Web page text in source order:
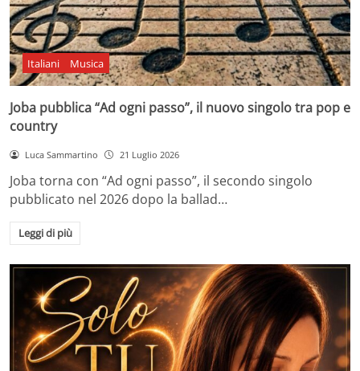
Italiani Musica
Joba pubblica “Ad ogni passo”, il nuovo singolo tra pop e
country
Luca Sammartino 21 Luglio 2026
Joba torna con “Ad ogni passo”, il secondo singolo
pubblicato nel 2026 dopo la ballad…
Leggi di più